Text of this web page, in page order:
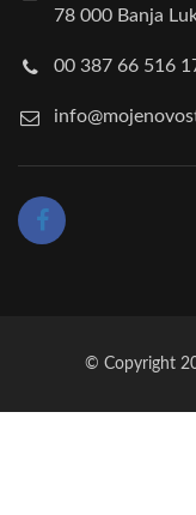
78 000 Banja
00 387 66 516
© Copyright